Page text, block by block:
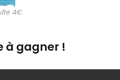
4€
à gagner !